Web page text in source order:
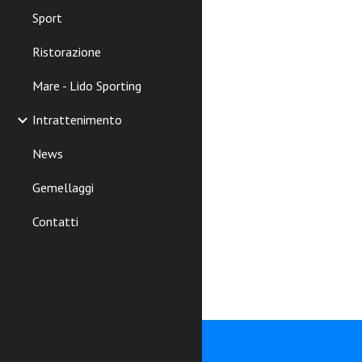
Sport
Ristorazione
Mare - Lido Sporting
Intrattenimento
News
Gemellaggi
Contatti